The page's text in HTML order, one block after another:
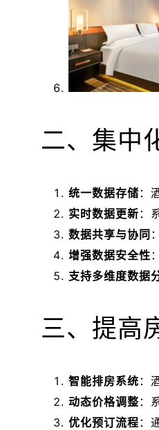
二、集中
统一数据存储 ：
实时数据更新 ：
数据共享与协同
增强数据安全性
支持多维度数据
三、提高
智能排房系统 ：
动态价格调整 ：
优化预订流程 ：